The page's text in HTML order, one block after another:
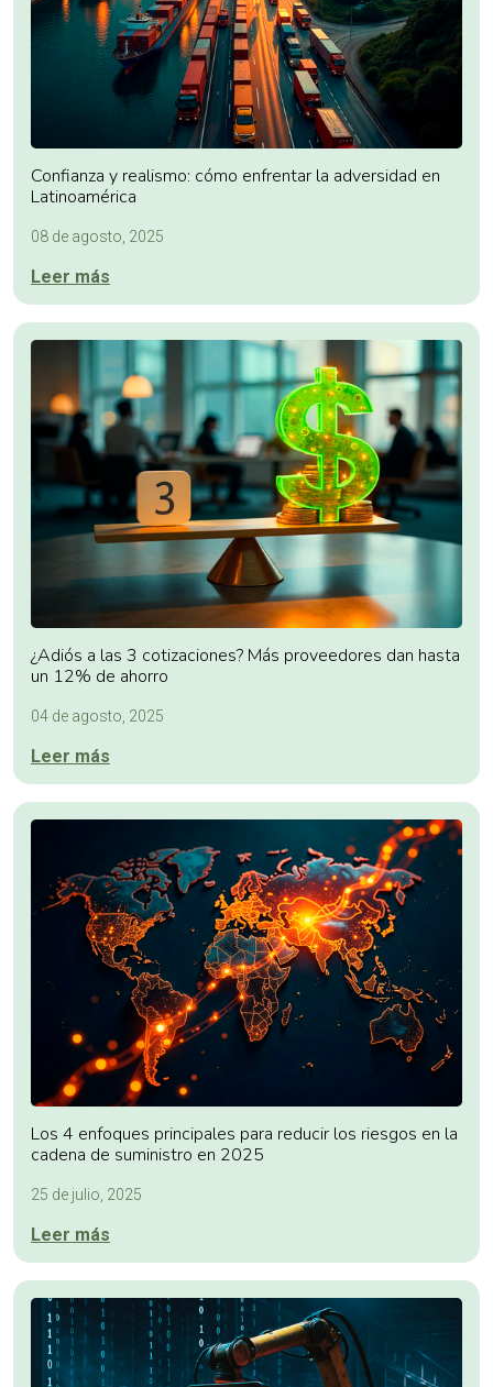
Confianza y realismo: cómo enfrentar la adversidad en
Latinoamérica
08 de agosto, 2025
Leer más
¿Adiós a las 3 cotizaciones? Más proveedores dan hasta
un 12% de ahorro
04 de agosto, 2025
Leer más
Los 4 enfoques principales para reducir los riesgos en la
cadena de suministro en 2025
25 de julio, 2025
Leer más